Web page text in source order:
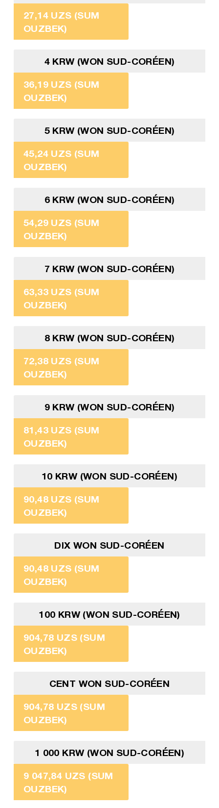
27,14 UZS (SUM
OUZBEK)
4 KRW (WON SUD-CORÉEN)
36,19 UZS (SUM
OUZBEK)
5 KRW (WON SUD-CORÉEN)
45,24 UZS (SUM
OUZBEK)
6 KRW (WON SUD-CORÉEN)
54,29 UZS (SUM
OUZBEK)
7 KRW (WON SUD-CORÉEN)
63,33 UZS (SUM
OUZBEK)
8 KRW (WON SUD-CORÉEN)
72,38 UZS (SUM
OUZBEK)
9 KRW (WON SUD-CORÉEN)
81,43 UZS (SUM
OUZBEK)
10 KRW (WON SUD-CORÉEN)
90,48 UZS (SUM
OUZBEK)
DIX WON SUD-CORÉEN
90,48 UZS (SUM
OUZBEK)
100 KRW (WON SUD-CORÉEN)
904,78 UZS (SUM
OUZBEK)
CENT WON SUD-CORÉEN
904,78 UZS (SUM
OUZBEK)
1 000 KRW (WON SUD-CORÉEN)
9 047,84 UZS (SUM
OUZBEK)